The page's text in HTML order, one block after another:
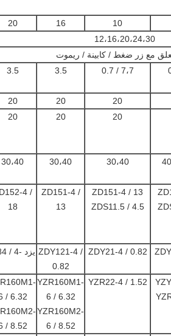
10
16
20
12،16،20،24،30
مع زر ضغط / كابينة / ريموت
7،7 / 0.7 3.5
3.5
20
20
20
20
20
20
30،40 30،40 30،40
ZD151-4 / 13
ZDS11.5 / 4.5
ZD151-4 /
13
4 /
18
ZDY21-4 / 0.82
ZDY121-4 /
0.82
يزد -4 / 0.84
YZR22-4 / 1.52
YZR160M1-
6 / 6.32
YZR160M2-
6 / 8.52
/ 6.32
/ 8.52